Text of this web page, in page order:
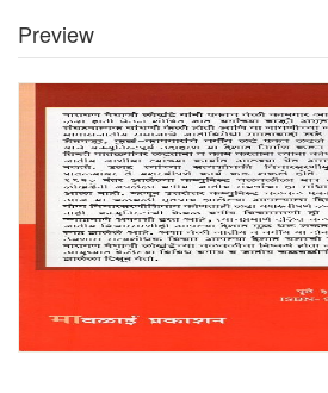
Preview